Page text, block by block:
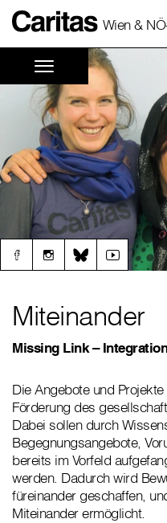
Wien &
Miteinander
Missing Link –
Die Angebote und
Förderung des
Dabei sollen durch
Begegnungsangebote,
bereits im Vorfeld
werden. Dadurch wird
füreinander geschaffen,
Miteinander ermöglicht.